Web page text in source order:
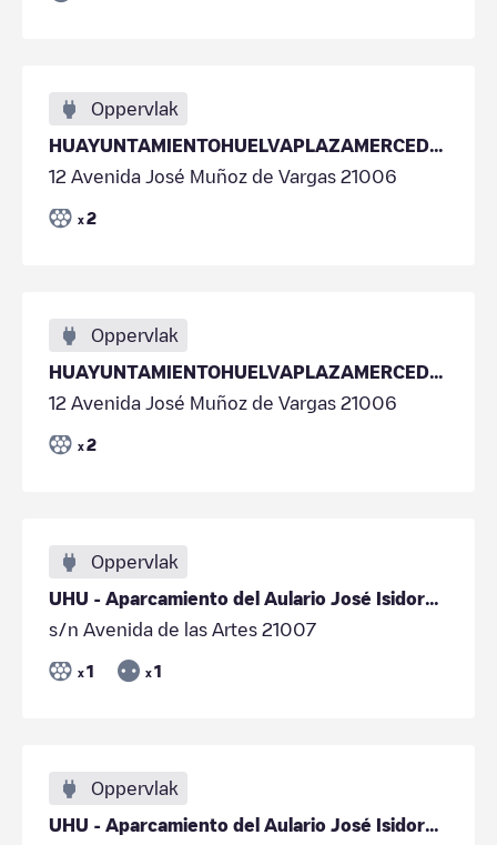
Oppervlak
HUAYUNTAMIENTOHUELVAPLAZAMERCED01
12 Avenida José Muñoz de Vargas 21006
x 2
Oppervlak
HUAYUNTAMIENTOHUELVAPLAZAMERCED01
12 Avenida José Muñoz de Vargas 21006
x 2
Oppervlak
UHU - Aparcamiento del Aulario José Isidoro Morales
s/n Avenida de las Artes 21007
x 1 x 1
Oppervlak
UHU - Aparcamiento del Aulario José Isidoro Morales